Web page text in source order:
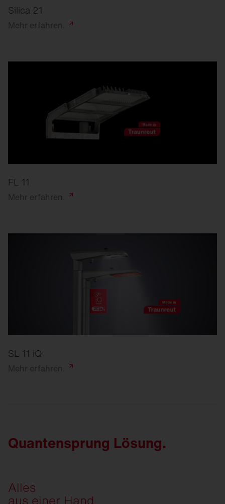
Silica 21
Mehr erfahren.
FL 11
Mehr erfahren.
SL 11 iQ
Mehr erfahren.
Quantensprung Lösung.
Alles
aus einer Hand.